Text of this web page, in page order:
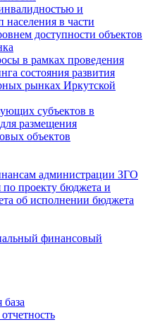
и
в части
доступности объектов
в рамках проведения
состояния развития
рынках Иркутской
субъектов в
размещения
объектов
администрации ЗГО
проекту бюджета и
об исполнении бюджета
финансовый